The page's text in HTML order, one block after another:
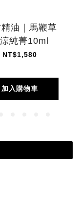
油｜馬鞭草
純菁10ml
NT$1,580
加入購物車